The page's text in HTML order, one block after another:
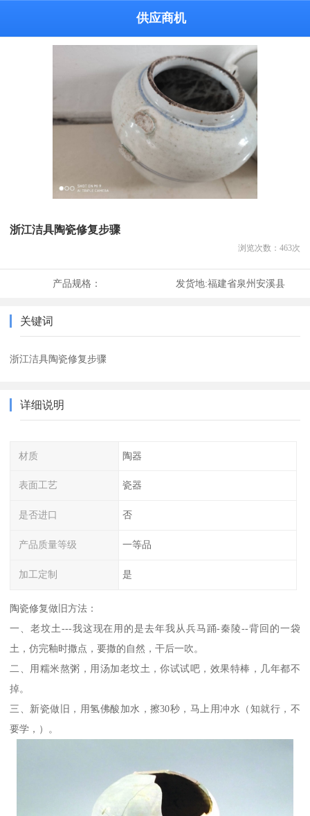
供应商机
浙江洁具陶瓷修复步骤
浏览次数： 463次
产品规格： 发货地:福建省泉州安溪县
关键词
浙江洁具陶瓷修复步骤
详细说明
材质 陶器
表面工艺 瓷器
是否进口 否
产品质量等级 一等品
加工定制 是
陶瓷修复做旧方法：
一、老坟土---我这现在用的是去年我从兵马踊-秦陵--背回的一袋
土，仿完釉时撒点，要撒的自然，干后一吹。
二、用糯米熬粥，用汤加老坟土，你试试吧，效果特棒，几年都不
掉。
三、新瓷做旧，用氢佛酸加水，擦30秒，马上用冲水（知就行，不
要学，）。